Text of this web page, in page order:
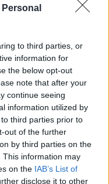
to third parties, or
information for
the below opt-out
note that after your
continue seeing
information utilized by
third parties prior to
out of the further
by third parties on the
This information may
on the IAB’s List of
disclose it to other